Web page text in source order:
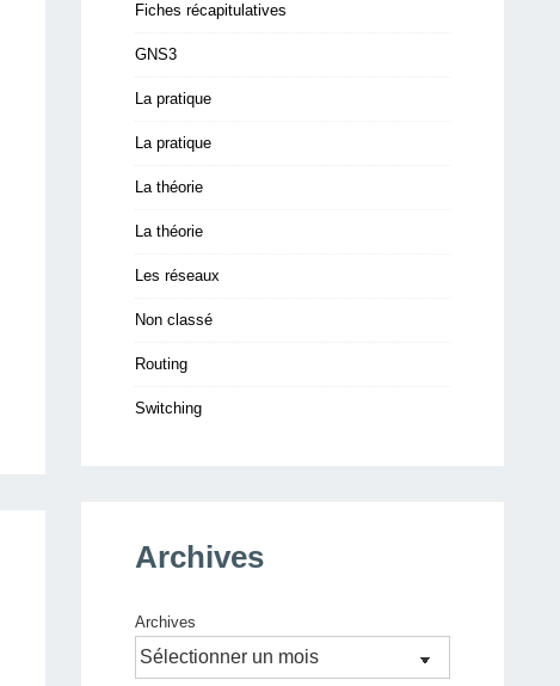
Fiches récapitulatives
GNS3
La pratique
La pratique
La théorie
La théorie
Les réseaux
Non classé
Routing
Switching
Archives
Archives